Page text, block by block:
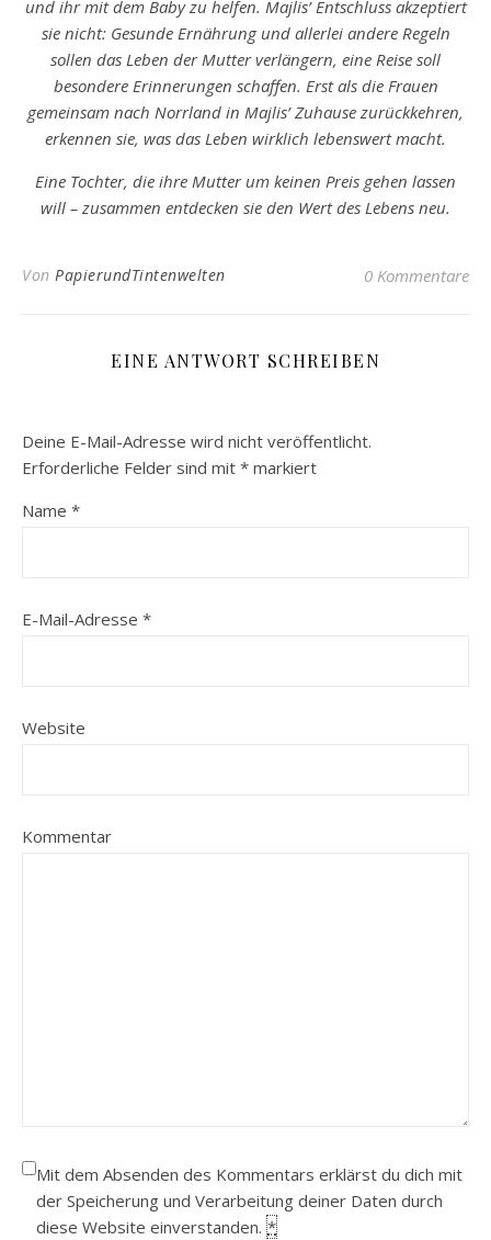
und ihr mit dem Baby zu helfen. Majlis’ Entschluss akzeptiert
sie nicht: Gesunde Ernährung und allerlei andere Regeln
sollen das Leben der Mutter verlängern, eine Reise soll
besondere Erinnerungen schaffen. Erst als die Frauen
gemeinsam nach Norrland in Majlis’ Zuhause zurückkehren,
erkennen sie, was das Leben wirklich lebenswert macht.
Eine Tochter, die ihre Mutter um keinen Preis gehen lassen
will – zusammen entdecken sie den Wert des Lebens neu.
Von PapierundTintenwelten 0 Kommentare
EINE ANTWORT SCHREIBEN
Deine E-Mail-Adresse wird nicht veröffentlicht.
Erforderliche Felder sind mit * markiert
Name *
E-Mail-Adresse *
Website
Kommentar
Mit dem Absenden des Kommentars erklärst du dich mit
der Speicherung und Verarbeitung deiner Daten durch
diese Website einverstanden. *